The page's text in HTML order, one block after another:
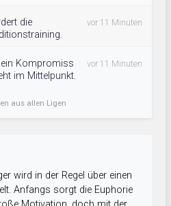
die
vor 11 Minuten
Kompromiss
im Mittelpunkt.
vor 11 Minuten
aus allen Ligen
wird in der Regel über einen
Anfangs sorgt die Euphorie